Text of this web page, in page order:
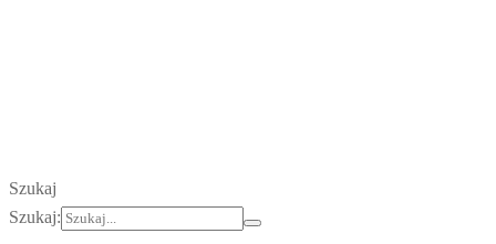
Szukaj
Szukaj: